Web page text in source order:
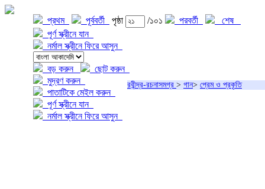
প্রথম পূর্ববর্তী পৃষ্ঠা /১০১ পরবর্তী
শেষ
পূর্ণ স্ক্রীনে যান
নর্মাল স্ক্রীনে ফিরে আসুন
বড় করুন
ছোট করুন
মুদ্রণ করুন
পাতাটিকে মেইল করুন
পূর্ণ স্ক্রীনে যান
নর্মাল স্ক্রীনে ফিরে আসুন
রবীন্দ্র-রচনাসমগ্র > গান> প্রেম ও প্রকৃতি